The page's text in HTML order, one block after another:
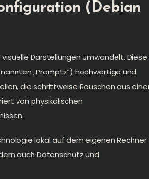
(Debian
Darstellungen umwandelt. Diese
„Prompts“) hochwertige und
die schrittweise Rauschen aus
von physikalischen
lokal auf dem eigenen Rechner
auch Datenschutz und